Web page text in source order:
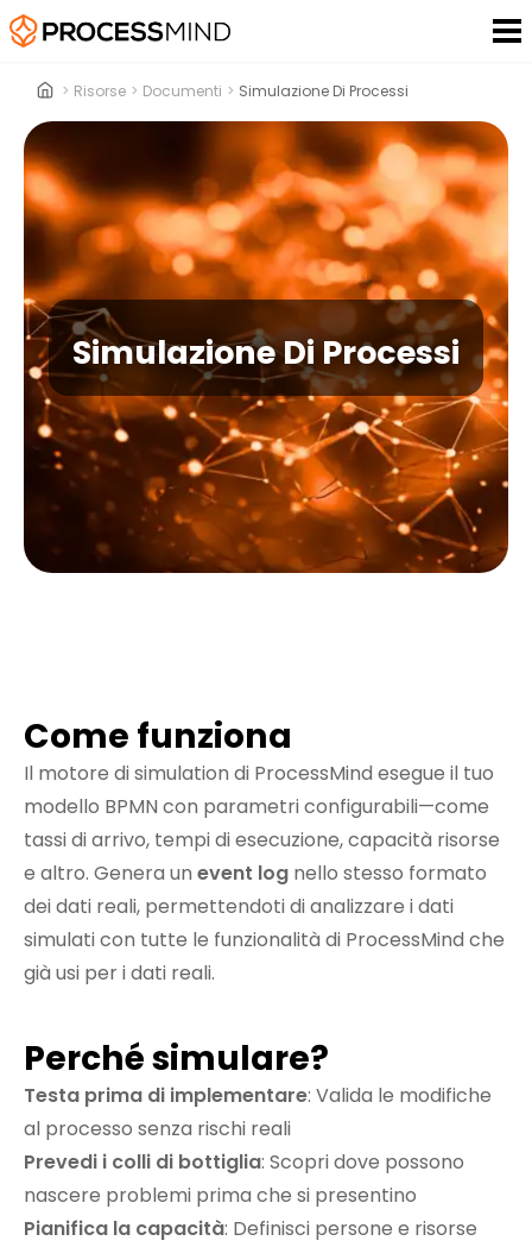
> Risorse > Documenti > Simulazione Di Processi
Simulazione Di Processi
Come funziona
Il motore di simulation di ProcessMind esegue il tuo
modello BPMN con parametri configurabili—come
tassi di arrivo, tempi di esecuzione, capacità risorse
e altro. Genera un event log nello stesso formato
dei dati reali, permettendoti di analizzare i dati
simulati con tutte le funzionalità di ProcessMind che
già usi per i dati reali.
Perché simulare?
Testa prima di implementare: Valida le modifiche
al processo senza rischi reali
Prevedi i colli di bottiglia: Scopri dove possono
nascere problemi prima che si presentino
Pianifica la capacità: Definisci persone e risorse